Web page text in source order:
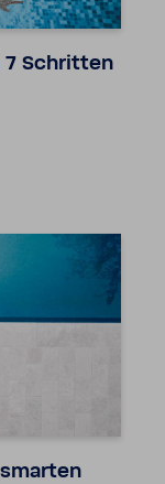
7 Schritten